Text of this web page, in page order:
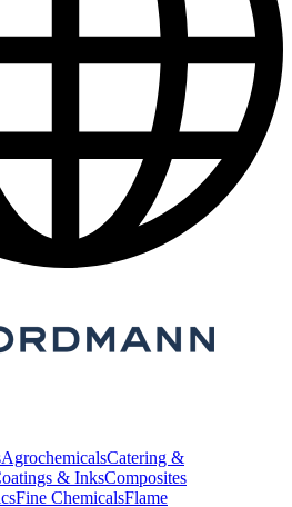
AgrochemicalsCatering &
& InksComposites
Fine ChemicalsFlame